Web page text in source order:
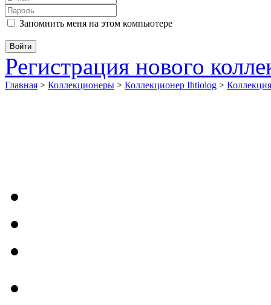
Запомнить меня на этом компьютере
Регистрация нового
Главная > Коллекционеры > Коллекционер Ihtiolog >